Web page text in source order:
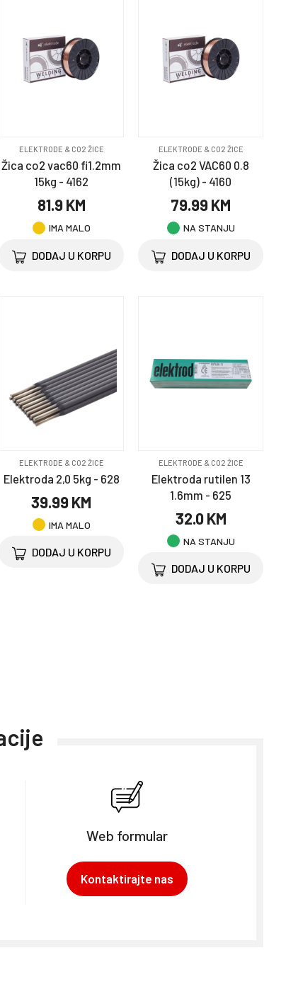
ELEKTRODE & CO2 ŽICE
Žica co2 vac60 fi1.2mm
15kg - 4162
81.9 KM
IMA MALO
DODAJ U KORPU
ELEKTRODE & CO2 ŽICE
Žica co2 VAC60 0.8
(15kg) - 4160
79.99 KM
NA STANJU
DODAJ U KORPU
ELEKTRODE & CO2 ŽICE
Elektroda 2,0 5kg - 628
39.99 KM
IMA MALO
DODAJ U KORPU
ELEKTRODE & CO2 ŽICE
Elektroda rutilen 13
1.6mm - 625
32.0 KM
NA STANJU
DODAJ U KORPU
Web formular
Kontaktirajte nas